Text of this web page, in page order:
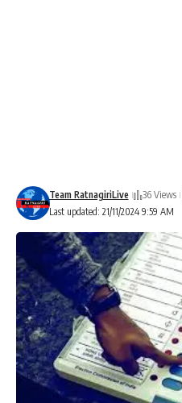
Last updated: 21/11/2024 9:59 AM
Team RatnagiriLive 36 Views